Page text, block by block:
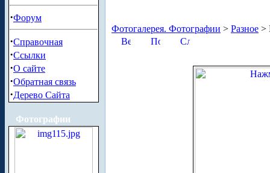
·Форум
·Справочная
·Ссылки
·О сайте
·Обратная связь
·Дерево Сайта
Фотографии
Фотогалерея. Фотографии > Разное >